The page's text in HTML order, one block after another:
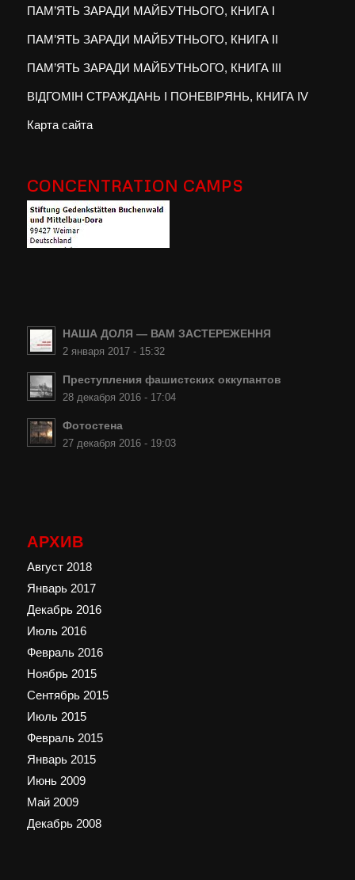
ПАМ’ЯТЬ ЗАРАДИ МАЙБУТНЬОГО, КНИГА I
ПАМ’ЯТЬ ЗАРАДИ МАЙБУТНЬОГО, КНИГА II
ПАМ’ЯТЬ ЗАРАДИ МАЙБУТНЬОГО, КНИГА III
ВІДГОМІН СТРАЖДАНЬ І ПОНЕВІРЯНЬ, КНИГА IV
Карта сайта
CONCENTRATION CAMPS
НАША ДОЛЯ — ВАМ ЗАСТЕРЕЖЕННЯ
2 января 2017 - 15:32
Преступления фашистских оккупантов
28 декабря 2016 - 17:04
Фотостена
27 декабря 2016 - 19:03
АРХИВ
Август 2018
Январь 2017
Декабрь 2016
Июль 2016
Февраль 2016
Ноябрь 2015
Сентябрь 2015
Июль 2015
Февраль 2015
Январь 2015
Июнь 2009
Май 2009
Декабрь 2008